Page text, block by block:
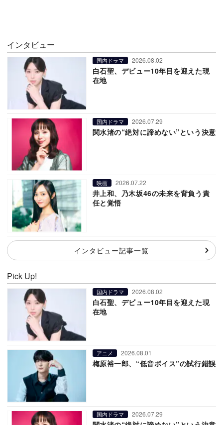
インタビュー
国内ドラマ 2026.08.02
白石聖、デビュー10年目を迎えた現
在地
国内ドラマ 2026.07.29
関水渚の“絶対に諦めない”という決意
映画 2026.07.22
井上和、乃木坂46の未来を背負う責
任と覚悟
インタビュー記事一覧
Pick Up!
国内ドラマ 2026.08.02
白石聖、デビュー10年目を迎えた現
在地
アニメ 2026.08.01
梅原裕一郎、“低音ボイス”の試行錯誤
国内ドラマ 2026.07.29